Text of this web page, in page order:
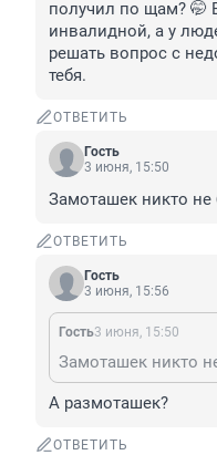
получил по щам? 🤭
инвалидной, а у
решать вопрос с
тебя.
ОТВЕТИТЬ
Гость
3 июня, 15:50
Замоташек никто не
ОТВЕТИТЬ
Гость
3 июня, 15:56
Гость3 июня, 15:50
Замоташек никто
А размоташек?
ОТВЕТИТЬ